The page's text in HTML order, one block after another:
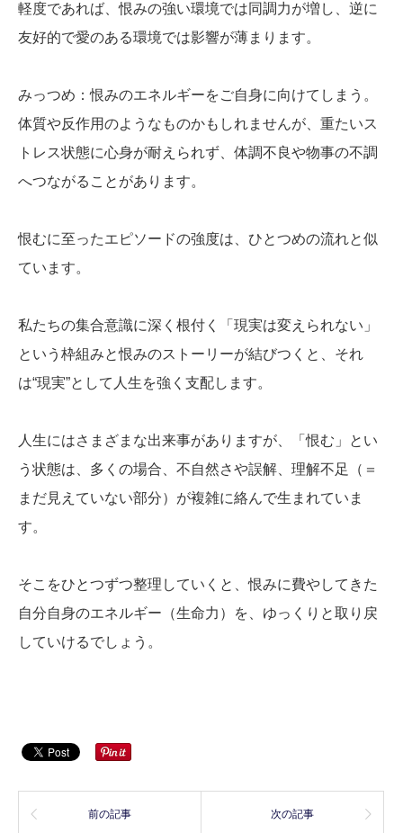
軽度であれば、恨みの強い環境では同調力が増し、逆に
友好的で愛のある環境では影響が薄まります。
みっつめ：恨みのエネルギーをご自身に向けてしまう。
体質や反作用のようなものかもしれませんが、重たいス
トレス状態に心身が耐えられず、体調不良や物事の不調
へつながることがあります。
恨むに至ったエピソードの強度は、ひとつめの流れと似
ています。
私たちの集合意識に深く根付く「現実は変えられない」
という枠組みと恨みのストーリーが結びつくと、それ
は“現実”として人生を強く支配します。
人生にはさまざまな出来事がありますが、「恨む」とい
う状態は、多くの場合、不自然さや誤解、理解不足（＝
まだ見えていない部分）が複雑に絡んで生まれていま
す。
そこをひとつずつ整理していくと、恨みに費やしてきた
自分自身のエネルギー（生命力）を、ゆっくりと取り戻
していけるでしょう。
前の記事 次の記事